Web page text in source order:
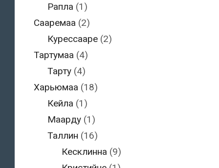
Рапла (1)
Сааремаа (2)
Курессааре (2)
Тартумаа (4)
Тарту (4)
Харьюмаа (18)
Кейла (1)
Маарду (1)
Таллин (16)
Кесклинна (9)